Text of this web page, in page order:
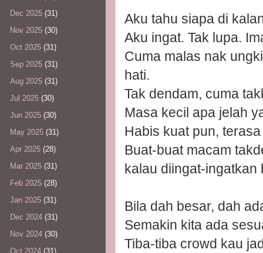
Aku tahu siapa di
Aku ingat. Tak lupa.
Cuma malas nak
hati.
Tak dendam, cuma
Masa kecil apa jelah
Habis kuat pun,
Buat-buat macam
kalau diingat-ingatkan
Bila dah besar, dah
Semakin kita ada
Tiba-tiba crowd kau
Dec 2025 (31)
Nov 2025 (30)
Oct 2025 (31)
Sep 2025 (31)
Aug 2025 (31)
Jul 2025 (30)
Jun 2025 (30)
May 2025 (31)
Apr 2025 (28)
Mar 2025 (31)
Feb 2025 (28)
Jan 2025 (31)
Dec 2024 (31)
Nov 2024 (30)
Oct 2024 (31)